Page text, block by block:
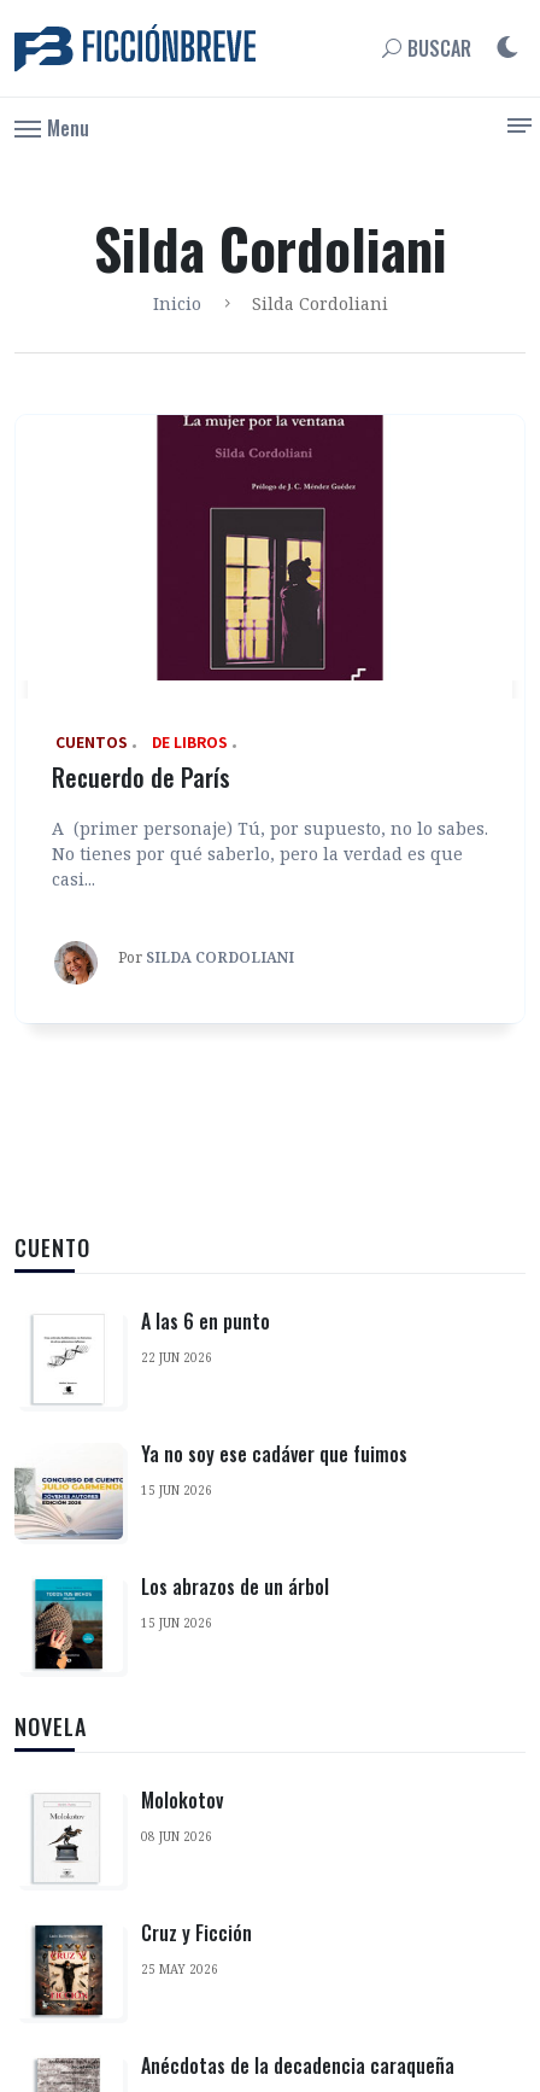
BUSCAR
Menu
Silda Cordoliani
Inicio Silda Cordoliani
‎ CUENTOS DE LIBROS
Recuerdo de París
A (primer personaje) Tú, por supuesto, no lo sabes.
No tienes por qué saberlo, pero la verdad es que
casi...
Por SILDA CORDOLIANI
CUENTO
A las 6 en punto
22 JUN 2026
Ya no soy ese cadáver que fuimos
15 JUN 2026
Los abrazos de un árbol
15 JUN 2026
NOVELA
Molokotov
08 JUN 2026
Cruz y Ficción
25 MAY 2026
Anécdotas de la decadencia caraqueña